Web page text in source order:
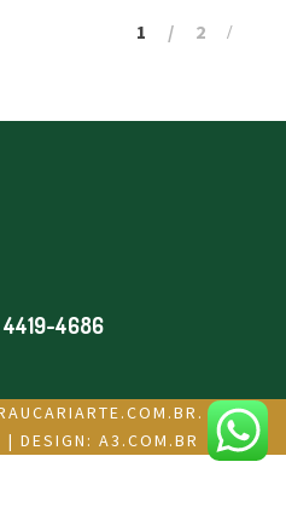
1 2
4419-4686
ALL
| DESIGN: A3.COM.BR